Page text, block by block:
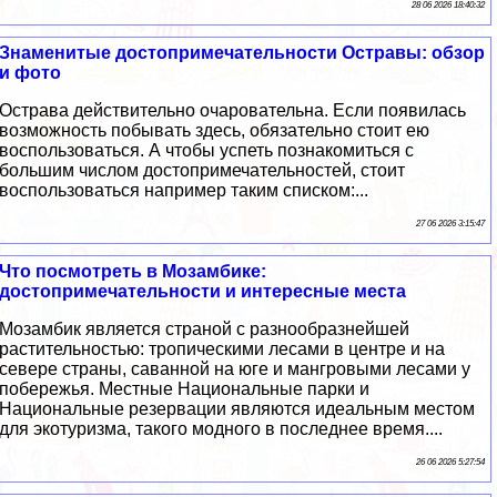
28 06 2026 18:40:32
Знаменитые достопримечательности Остравы: обзор
и фото
Острава действительно очаровательна. Если появилась
возможность побывать здесь, обязательно стоит ею
воспользоваться. А чтобы успеть познакомиться с
большим числом достопримечательностей, стоит
воспользоваться например таким списком:...
27 06 2026 3:15:47
Что посмотреть в Мозамбике:
достопримечательности и интересные места
Мозамбик является страной с разнообразнейшей
растительностью: тропическими лесами в центре и на
севере страны, саванной на юге и мангровыми лесами у
побережья. Местные Национальные парки и
Национальные резервации являются идеальным местом
для экотуризма, такого модного в последнее время....
26 06 2026 5:27:54